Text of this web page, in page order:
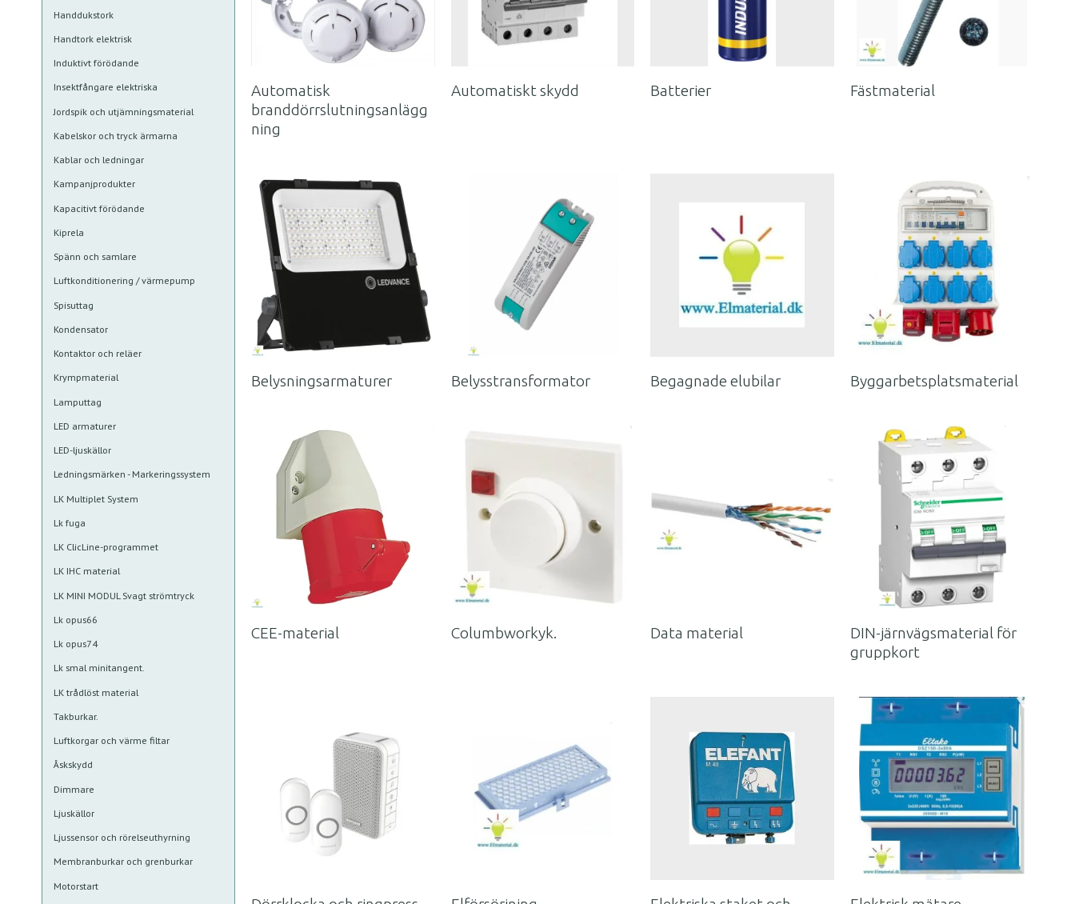
Handdukstork
Handtork elektrisk
Induktivt förödande
Insektfångare elektriska
Jordspik och utjämningsmaterial
Kabelskor och tryck ärmarna
Kablar och ledningar
Kampanjprodukter
Kapacitivt förödande
Kiprela
Spänn och samlare
Luftkonditionering / värmepump
Spisuttag
Kondensator
Kontaktor och reläer
Krympmaterial
Lamputtag
LED armaturer
LED-ljuskällor
Ledningsmärken - Markeringssystem
LK Multiplet System
Lk fuga
LK ClicLine-programmet
LK IHC material
LK MINI MODUL Svagt strömtryck
Lk opus66
Lk opus74
Lk smal minitangent.
LK trådlöst material
Takburkar.
Luftkorgar och värme filtar
Åskskydd
Dimmare
Ljuskällor
Ljussensor och rörelseuthyrning
Membranburkar och grenburkar
Motorstart
Automatisk
branddörrslutningsanlägg
ning
Automatiskt skydd Batterier Fästmaterial
Belysningsarmaturer Belysstransformator Begagnade elubilar Byggarbetsplatsmaterial
CEE-material Columbworkyk. Data material
DIN-järnvägsmaterial för
gruppkort